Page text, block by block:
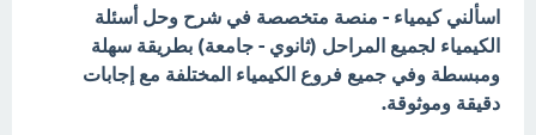
اسألني كيمياء - منصة متخصصة في شرح وحل أسئلة
الكيمياء لجميع المراحل (ثانوي - جامعة) بطريقة سهلة
ومبسطة وفي جميع فروع الكيمياء المختلفة مع إجابات
دقيقة وموثوقة.